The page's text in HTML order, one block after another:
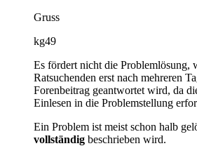
Gruss
kg49
Es fördert nicht die Problemlösung,
Ratsuchenden erst nach mehreren
Forenbeitrag geantwortet wird, da
Einlesen in die Problemstellung
Ein Problem ist meist schon halb
vollständig beschrieben wird.